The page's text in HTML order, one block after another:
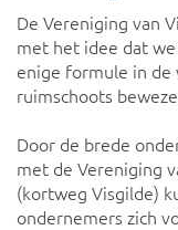
De Vereniging van
met het idee dat
enige formule in de
ruimschoots
Door de brede
met de Vereniging
(kortweg Visgilde)
ondernemers zich